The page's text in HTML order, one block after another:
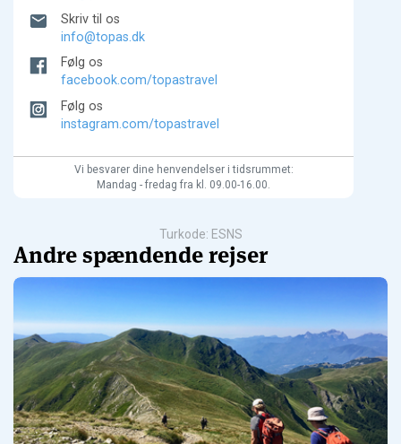
Skriv til os
info@topas.dk
Følg os
facebook.com/topastravel
Følg os
instagram.com/topastravel
Vi besvarer dine henvendelser i tidsrummet:
Mandag - fredag fra kl. 09.00-16.00.
Turkode: ESNS
Andre spændende rejser